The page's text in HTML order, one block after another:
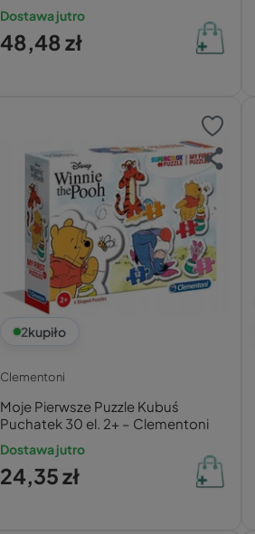
Dostawa jutro
48,48 zł
2kupiło
Clementoni
Moje Pierwsze Puzzle Kubuś
Puchatek 30 el. 2+ – Clementoni
Dostawa jutro
24,35 zł